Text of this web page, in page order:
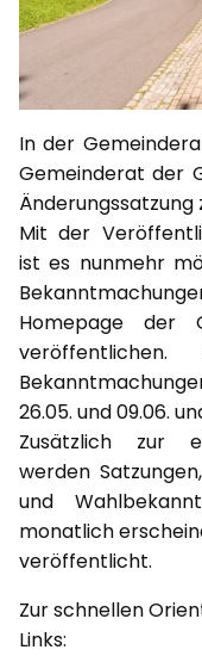
In der
Gemeinderat der
Änderungssatzung
Mit der
ist es nunmehr
Homepage der
26.05. und 09.06.
Zusätzlich zur
werden
und
monatlich
veröffentlicht.
Zur schnellen
Links: